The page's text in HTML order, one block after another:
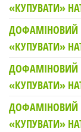
«КУПУВАТИ»
ДОФАМІНОВИЙ
«КУПУВАТИ»
ДОФАМІНОВИЙ
«КУПУВАТИ»
ДОФАМІНОВИЙ
«КУПУВАТИ»